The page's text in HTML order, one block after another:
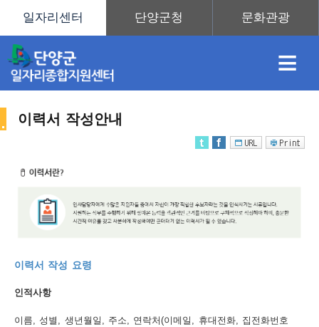
≡
이력서 작성안내
이력서 작성 요령
인적사항
이름, 성별, 생년월일, 주소, 연락처(이메일, 휴대전화, 집전화번호
업